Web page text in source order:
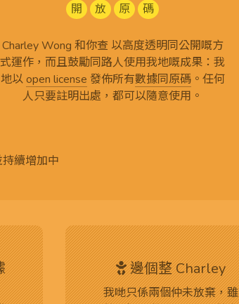
開
放 原 碼
Charley Wong 和你查 以高度透明同公開嘅方
式運作，而且鼓勵同路人使用我地嘅成果：我
地以open license 發佈所有數據同原碼。任何
人只要註明出處，都可以隨意使用。
續增加中
邊個整 Charley
我哋只係兩個仲未放棄，雖